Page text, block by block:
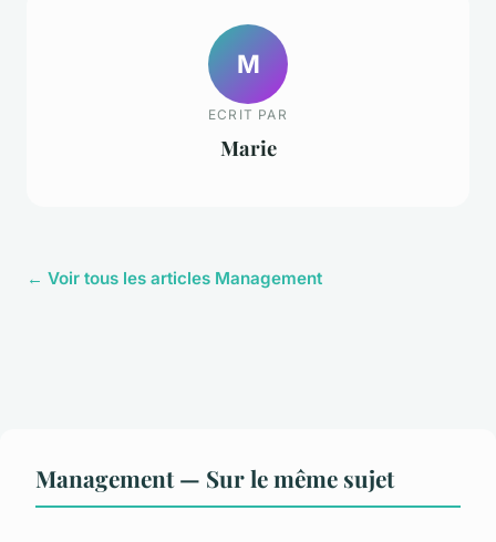
M
ECRIT PAR
Marie
← Voir tous les articles Management
Management — Sur le même sujet